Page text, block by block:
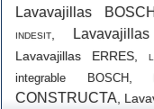
Lavavajillas BOSCH
INDESIT
Lavavajillas ERRES,
integrable BOSCH,
CONSTRUCTA